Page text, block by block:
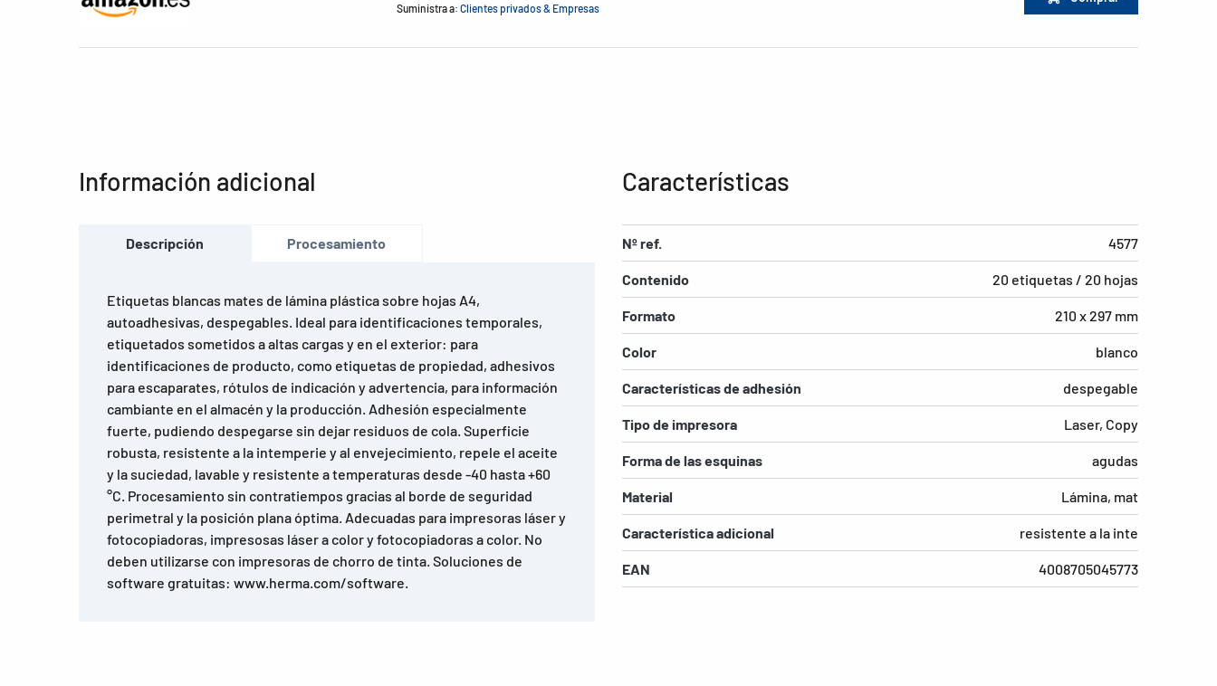
Suministra a: Clientes privados & Empresas
Información adicional
Descripción Procesamiento
Etiquetas blancas mates de lámina plástica sobre hojas A4,
autoadhesivas, despegables. Ideal para identificaciones temporales,
etiquetados sometidos a altas cargas y en el exterior: para
identificaciones de producto, como etiquetas de propiedad, adhesivos
para escaparates, rótulos de indicación y advertencia, para información
cambiante en el almacén y la producción. Adhesión especialmente
fuerte, pudiendo despegarse sin dejar residuos de cola. Superficie
robusta, resistente a la intemperie y al envejecimiento, repele el aceite
y la suciedad, lavable y resistente a temperaturas desde -40 hasta +60
°C. Procesamiento sin contratiempos gracias al borde de seguridad
perimetral y la posición plana óptima. Adecuadas para impresoras láser y
fotocopiadoras, impresosas láser a color y fotocopiadoras a color. No
deben utilizarse con impresoras de chorro de tinta. Soluciones de
software gratuitas: www.herma.com/software.
Características
Nº ref. 4577
Contenido 20 etiquetas / 20 hojas
Formato 210 x 297 mm
Color blanco
Características de adhesión despegable
Tipo de impresora Laser, Copy
Forma de las esquinas agudas
Material Lámina, mat
Característica adicional resistente a la inte
EAN 4008705045773